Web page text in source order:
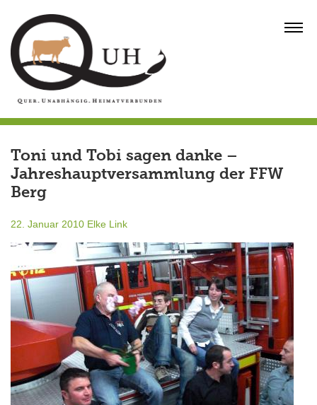
content
Toni und Tobi sagen danke –
Jahreshauptversammlung der FFW
Berg
22. Januar 2010 Elke Link